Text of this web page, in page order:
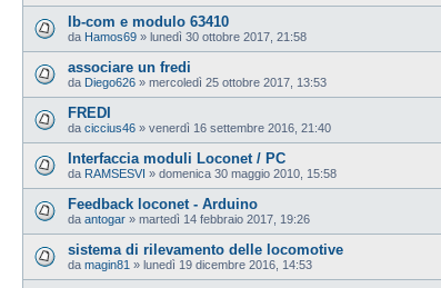
Ib-com e modulo 63410
da Hamos69 » lunedì 30 ottobre 2017, 21:58
associare un fredi
da Diego626 » mercoledì 25 ottobre 2017, 13:53
FREDI
da ciccius46 » venerdì 16 settembre 2016, 21:40
Interfaccia moduli Loconet / PC
da RAMSESVI » domenica 30 maggio 2010, 15:58
Feedback loconet - Arduino
da antogar » martedì 14 febbraio 2017, 19:26
sistema di rilevamento delle locomotive
da magin81 » lunedì 19 dicembre 2016, 14:53